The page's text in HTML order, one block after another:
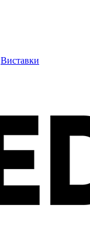
Виставки